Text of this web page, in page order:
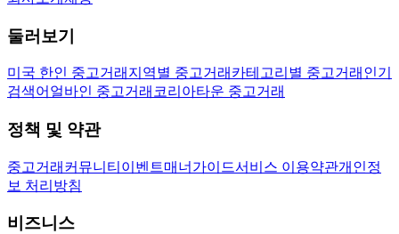
둘러보기
미국 한인 중고거래 지역별 중고거래 카테고리별 중고거래 인기
검색어 얼바인 중고거래 코리아타운 중고거래
정책 및 약관
중고거래 커뮤니티 이벤트매너가이드서비스 이용약관개인정
보 처리방침
비즈니스